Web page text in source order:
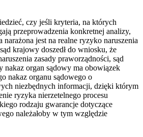
czy jeśli kryteria, na których
przeprowadzenia konkretnej analizy,
narażona jest na realne ryzyko naruszenia
krajowy doszedł do wniosku, że
zasady praworządności, sąd
organ sądowy ma obowiązek
nakaz organu sądowego o
niezbędnych informacji, dzięki którym
ryzyka nierzetelnego procesu
rodzaju gwarancje dotyczące
należałoby w tym względzie